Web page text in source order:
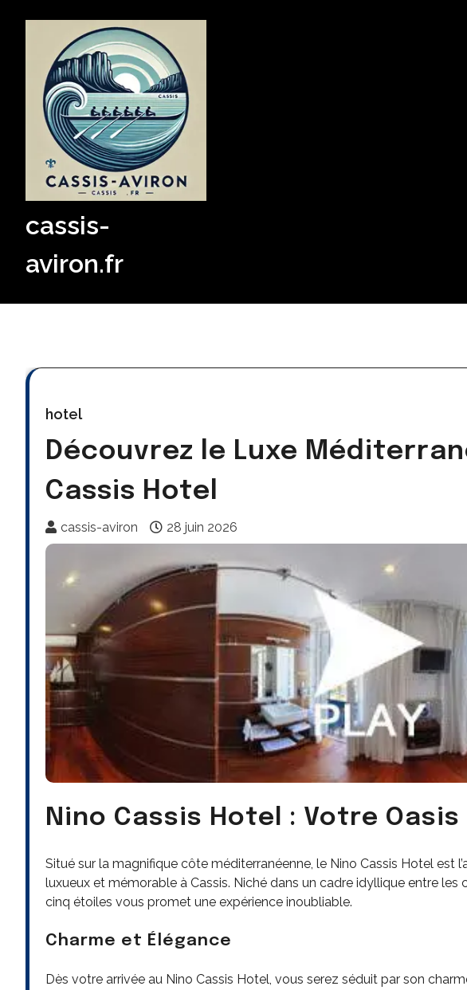
cassis-
aviron.fr
hotel
Découvrez le Luxe
Cassis Hotel
cassis-aviron 28 juin 2026
Nino Cassis Hotel : Votre Oasis
Situé sur la magnifique côte méditerranéenne, le Nino Cassis Hotel est
luxueux et mémorable à Cassis. Niché dans un cadre idyllique entre
cinq étoiles vous promet une expérience inoubliable.
Charme et Élégance
Dès votre arrivée au Nino Cassis Hotel, vous serez séduit par son